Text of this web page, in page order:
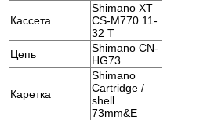
Кассета
Shimano XT
CS-M770 11-
32 T
Цепь
Shimano CN-
HG73
Каретка
Shimano
Cartridge /
shell
73mm&E